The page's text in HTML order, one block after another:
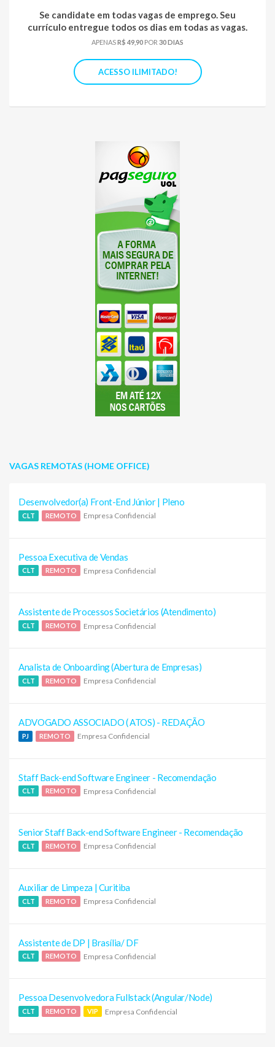
Se candidate em todas vagas de emprego. Seu
currículo entregue todos os dias em todas as vagas.
APENASR$ 49,90 POR 30 DIAS
ACESSO ILIMITADO!
VAGAS REMOTAS (HOME OFFICE)
Desenvolvedor(a) Front-End Júnior | Pleno
CLT REMOTO Empresa Confidencial
Pessoa Executiva de Vendas
CLT REMOTO Empresa Confidencial
Assistente de Processos Societários (Atendimento)
CLT REMOTO Empresa Confidencial
Analista de Onboarding (Abertura de Empresas)
CLT REMOTO Empresa Confidencial
ADVOGADO ASSOCIADO ( ATOS) - REDAÇÃO
PJ REMOTO Empresa Confidencial
Staff Back-end Software Engineer - Recomendação
CLT REMOTO Empresa Confidencial
Senior Staff Back-end Software Engineer - Recomendação
CLT REMOTO Empresa Confidencial
Auxiliar de Limpeza | Curitiba
CLT REMOTO Empresa Confidencial
Assistente de DP | Brasília/ DF
CLT REMOTO Empresa Confidencial
Pessoa Desenvolvedora Fullstack (Angular/Node)
CLT REMOTO VIP Empresa Confidencial